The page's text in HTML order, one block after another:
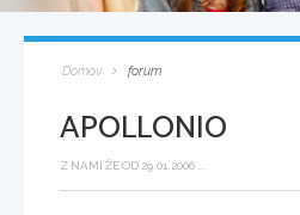
Domov forum
APOLLONIO
Z NAMI ŽE OD 29.01.2006 ...